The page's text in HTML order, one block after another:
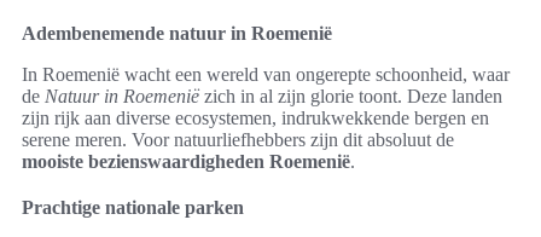
Adembenemende natuur in Roemenië
In Roemenië wacht een wereld van ongerepte schoonheid, waar
de Natuur in Roemenië zich in al zijn glorie toont. Deze landen
zijn rijk aan diverse ecosystemen, indrukwekkende bergen en
serene meren. Voor natuurliefhebbers zijn dit absoluut de
mooiste bezienswaardigheden Roemenië.
Prachtige nationale parken